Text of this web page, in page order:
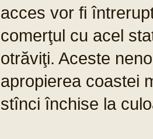
acces vor fi
comerţul cu acel
otrăviţi. Aceste
apropierea coastei
stînci închise la